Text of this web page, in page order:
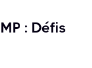
: Défis